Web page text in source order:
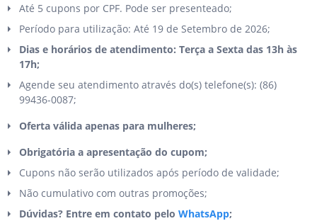
Até 5 cupons por CPF. Pode ser presenteado;
Período para utilização: Até 19 de Setembro de 2026;
Dias e horários de atendimento: Terça a Sexta das 13h às
17h;
Agende seu atendimento através do(s) telefone(s): (86)
99436-0087;
Oferta válida apenas para mulheres;
Obrigatória a apresentação do cupom;
Cupons não serão utilizados após período de validade;
Não cumulativo com outras promoções;
Dúvidas? Entre em contato pelo WhatsApp;